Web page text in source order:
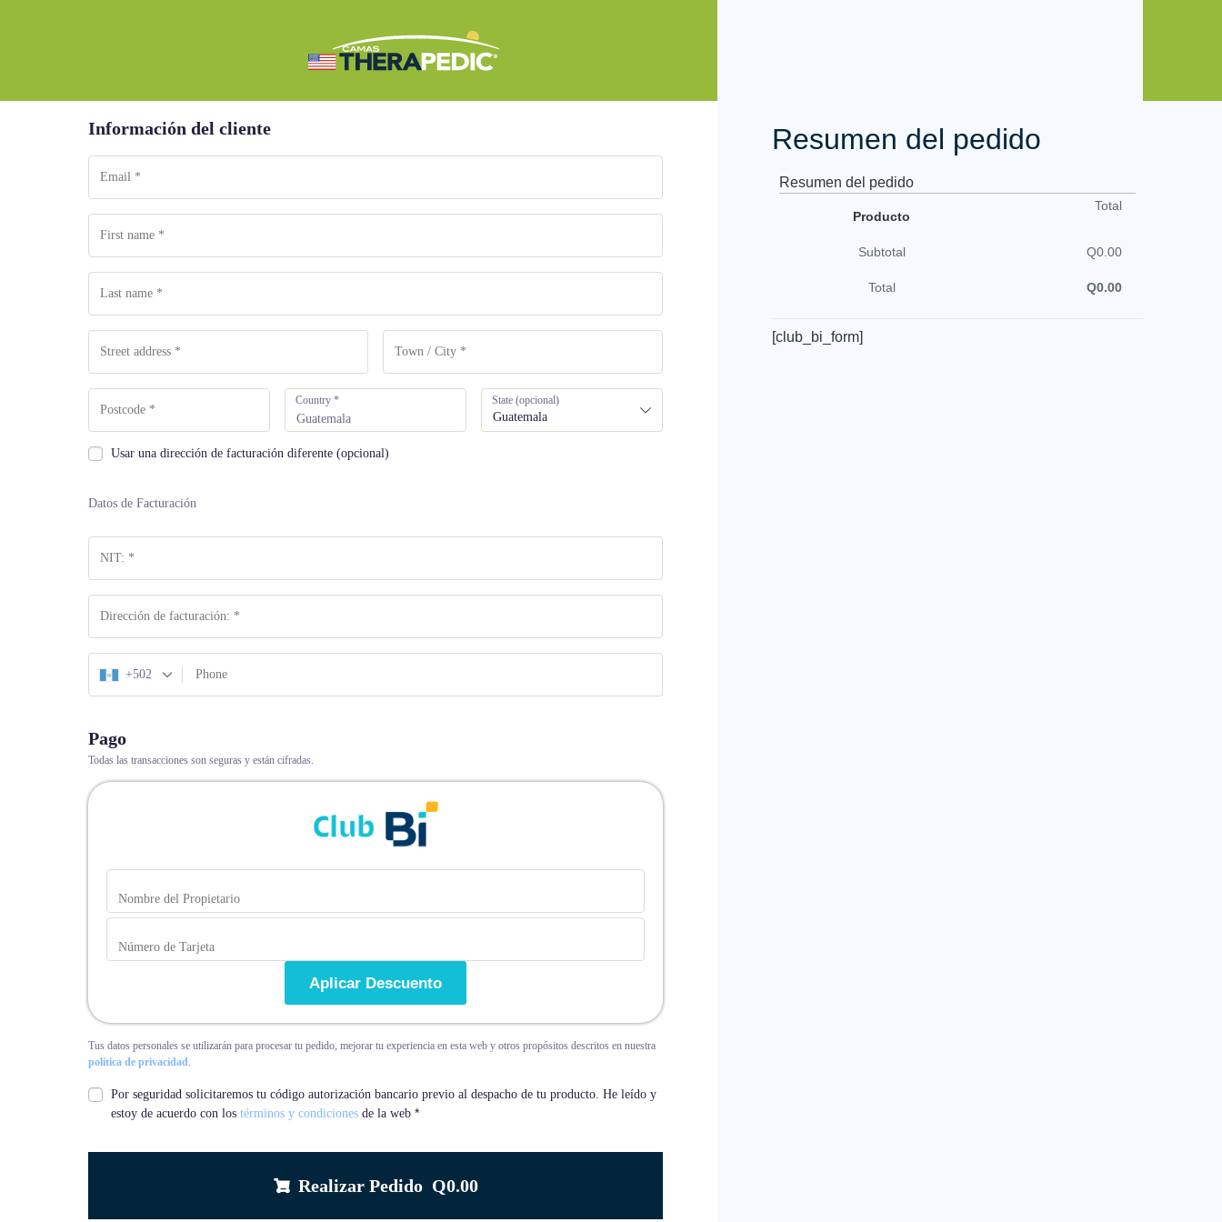
Información del cliente
Country *
Guatemala
State (opcional)
Guatemala
Usar una dirección de facturación diferente (opcional)
Datos de Facturación
+502
Pago
Todas las transacciones son seguras y están cifradas.
Aplicar Descuento
Tus datos personales se utilizarán para procesar tu pedido, mejorar tu experiencia en esta web y otros propósitos descritos en nuestra
política de privacidad.
Por seguridad solicitaremos tu código autorización bancario previo al despacho de tu producto. He leído y
estoy de acuerdo con los términos y condiciones de la web *
Realizar Pedido Q0.00
Resumen del pedido
Resumen del pedido
Producto
Total
Subtotal Q0.00
Total Q0.00
[club_bi_form]